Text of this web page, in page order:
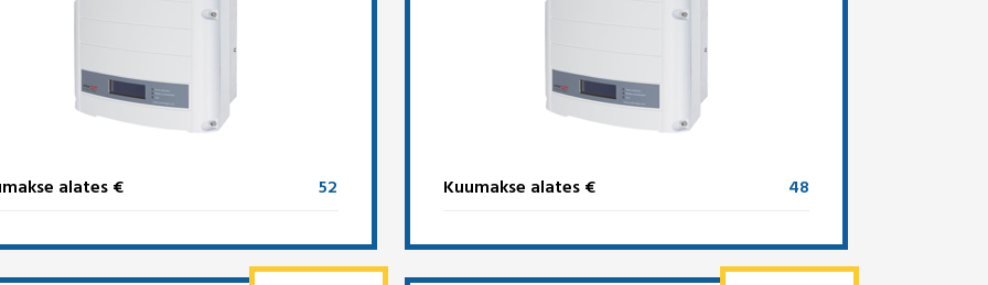
alates € 52 Kuumakse alates € 48